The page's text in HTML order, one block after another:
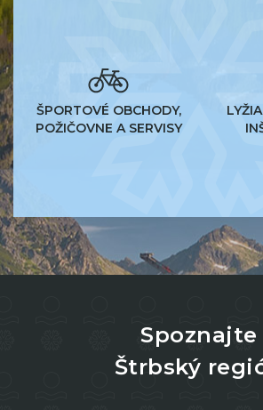
ŠPORTOVÉ OBCHODY,
POŽIČOVNE A SERVISY
Spoznajte
Štrbský